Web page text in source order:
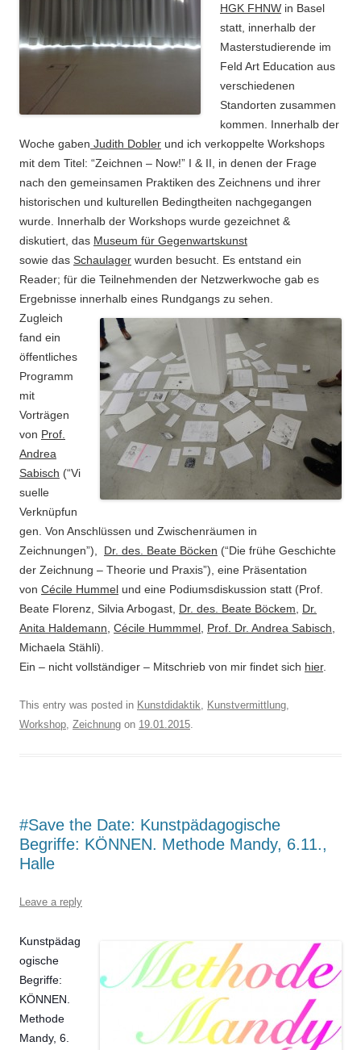
HGK FHNW in Basel
statt, innerhalb der
Masterstudierende im
Feld Art Education aus
verschiedenen
Standorten zusammen
kommen. Innerhalb der
Woche gaben Judith Dobler und ich verkoppelte Workshops
mit dem Titel: “Zeichnen – Now!” I & II, in denen der Frage
nach den gemeinsamen Praktiken des Zeichnens und ihrer
historischen und kulturellen Bedingtheiten nachgegangen
wurde. Innerhalb der Workshops wurde gezeichnet &
diskutiert, das Museum für Gegenwartskunst
sowie das Schaulager wurden besucht. Es entstand ein
Reader; für die Teilnehmenden der Netzwerkwoche gab es
Ergebnisse innerhalb eines Rundgangs zu sehen.
Zugleich
fand ein
öffentliches
Programm
mit
Vorträgen
von Prof.
Andrea
Sabisch (“Vi
suelle
Verknüpfun
gen. Von Anschlüssen und Zwischenräumen in
Zeichnungen”), Dr. des. Beate Böcken (“Die frühe Geschichte
der Zeichnung – Theorie und Praxis”), eine Präsentation
von Cécile Hummel und eine Podiumsdiskussion statt (Prof.
Beate Florenz, Silvia Arbogast, Dr. des. Beate Böckem
Dr.
Anita Haldemann Cécile Hummmel Prof. Dr. Andrea Sabisch
Michaela Stähli).
Ein – nicht vollständiger – Mitschrieb von mir findet sich hier.
This entry was posted in Kunstdidaktik Kunstvermittlung
Workshop Zeichnung on 19.01.2015
#Save the Date: Kunstpädagogische
Begriffe: KÖNNEN. Methode Mandy, 6.11.,
Halle
Leave a reply
Kunstpädag
ogische
Begriffe:
KÖNNEN.
Methode
Mandy, 6.